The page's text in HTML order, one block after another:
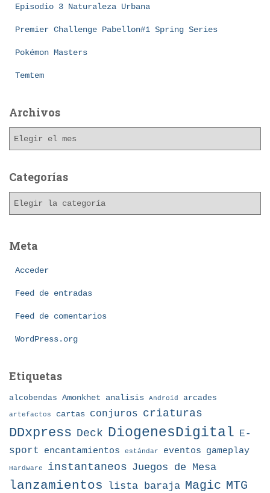
Episodio 3 Naturaleza Urbana
Premier Challenge Pabellon#1 Spring Series
Pokémon Masters
Temtem
Archivos
h
o
Categorías
g
Meta
Acceder
Feed de entradas
Feed de comentarios
WordPress.org
Etiquetas
alcobendas Amonkhet analisis Android arcades
artefactos cartas conjuros criaturas
DDxpress Deck DiogenesDigital E-
sport
encantamientos estándar eventos gameplay
Hardware instantaneos Juegos de Mesa
lanzamientos lista baraja Magic MTG